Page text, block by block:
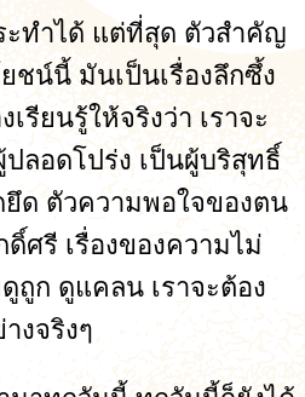
ะทำได้ แต่ที่สุด ตัวสำคัญ
ชน์นี้ มันเป็นเรื่องลึกซึ้ง
เรียนรู้ให้จริงว่า เราจะ
ลอดโปร่ง เป็นผู้บริสุทธิ์
ด ตัวความพอใจของตน
ศรี เรื่องของความไม่
ถูก ดูแคลน เราจะต้อง
งจริงๆ